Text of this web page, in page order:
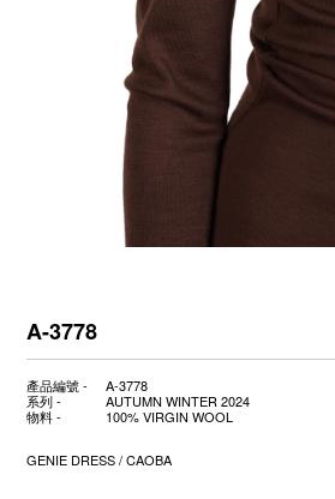
A-3778
產品編號 -
A-3778
系列 -
AUTUMN WINTER 2024
物料 -
100% VIRGIN WOOL
GENIE DRESS / CAOBA